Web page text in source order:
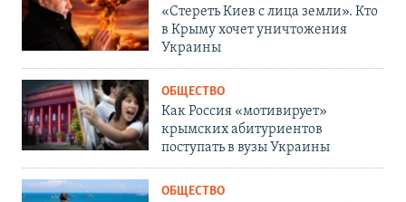
«Стереть Киев с лица земли». Кто
в Крыму хочет уничтожения
Украины
ОБЩЕСТВО
Как Россия «мотивирует»
крымских абитуриентов
поступать в вузы Украины
ОБЩЕСТВО